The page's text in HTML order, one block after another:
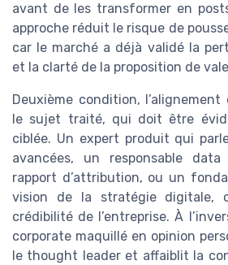
avant de les transformer en
approche réduit le risque de
car le marché a déjà validé la
et la clarté de la proposition de
Deuxième condition,
le sujet traité, qui doit être
ciblée. Un expert produit qui
avancées, un responsable
rapport d’attribution, ou un
vision de la stratégie digitale,
crédibilité de l’entreprise. À
corporate maquillé en opinion
le thought leader et affaiblit la